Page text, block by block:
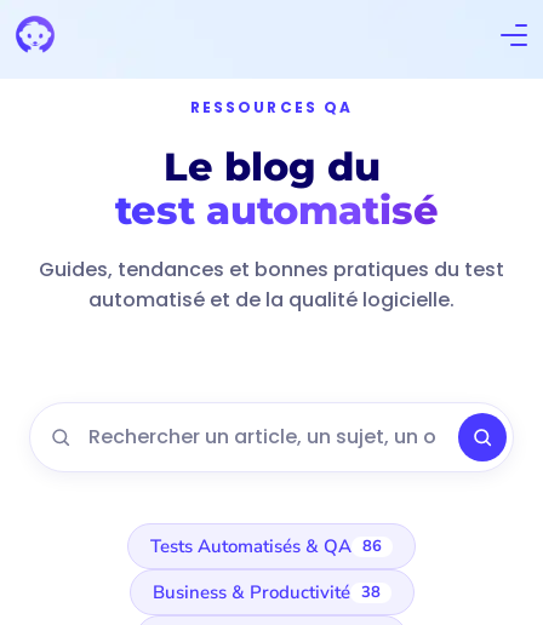
RESSOURCES QA
Le blog du
test automatisé
Guides, tendances et bonnes pratiques du test
automatisé et de la qualité logicielle.
Rechercher un article
Tests Automatisés & QA 86
Business & Productivité 38